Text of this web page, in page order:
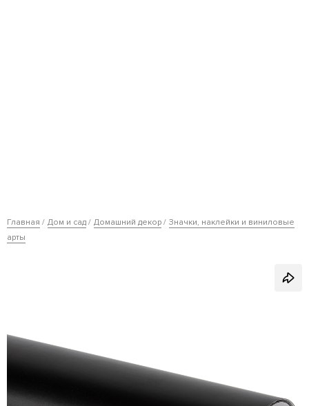
Главная Дом и сад Домашний декор
Значки, наклейки и виниловые
арты